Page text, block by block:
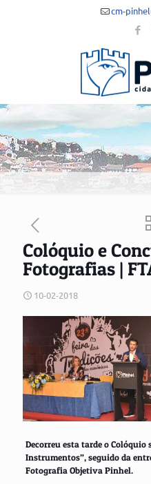
cm-
Colóquio e
Fotografias |
10-02-2018
Decorreu esta tarde o
Instrumentos”, seguido da
Fotografia Objetiva Pinhel.